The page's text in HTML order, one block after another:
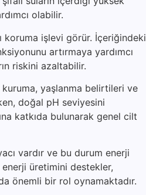
olabilir.
koruma işlevi görür. İçeriğindeki
artırmaya yardımcı
riskini azaltabilir.
kuruma, yaşlanma belirtileri ve
doğal pH seviyesini
katkıda bulunarak genel cilt
vardır ve bu durum enerji
üretimini destekler,
önemli bir rol oynamaktadır.